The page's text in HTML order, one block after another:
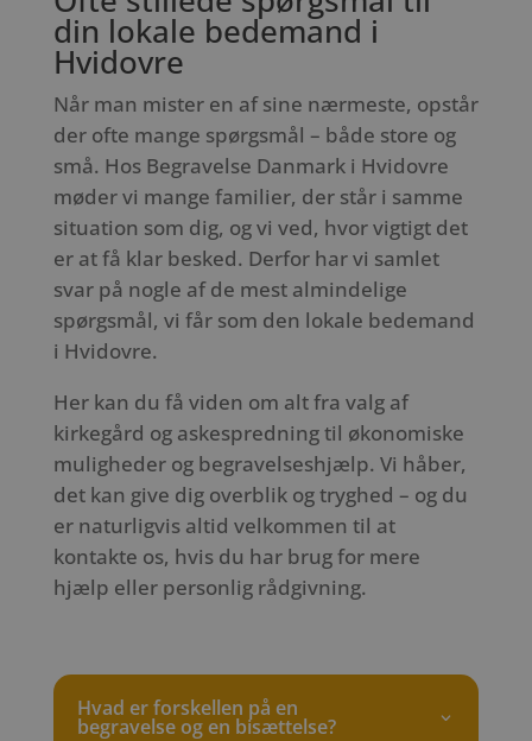
din lokale bedemand i
Hvidovre
Når man mister en af sine nærmeste, opstår
der ofte mange spørgsmål – både store og
små. Hos Begravelse Danmark i Hvidovre
møder vi mange familier, der står i samme
situation som dig, og vi ved, hvor vigtigt det
er at få klar besked. Derfor har vi samlet
svar på nogle af de mest almindelige
spørgsmål, vi får som den lokale bedemand
i Hvidovre.
Her kan du få viden om alt fra valg af
kirkegård og askespredning til økonomiske
muligheder og begravelseshjælp. Vi håber,
det kan give dig overblik og tryghed – og du
er naturligvis altid velkommen til at
kontakte os, hvis du har brug for mere
hjælp eller personlig rådgivning.
Hvad er forskellen på en
begravelse og en bisættelse?